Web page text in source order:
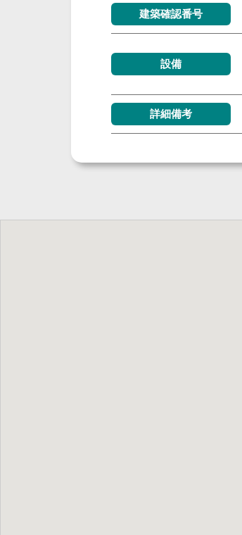
建築確認番号
設備
詳細備考